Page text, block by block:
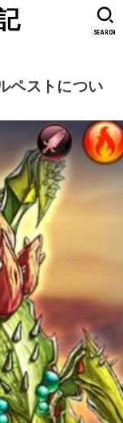
SEARCH
ペストについ